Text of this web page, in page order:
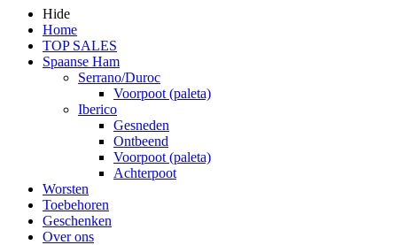
Hide
Home
TOP SALES
Spaanse Ham
Serrano/Duroc
Voorpoot (paleta)
Iberico
Gesneden
Ontbeend
Voorpoot (paleta)
Achterpoot
Worsten
Toebehoren
Geschenken
Over ons